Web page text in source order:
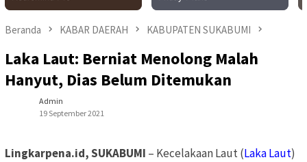
Beranda KABAR DAERAH KABUPATEN SUKABUMI
Laka Laut: Berniat Menolong Malah
Hanyut, Dias Belum Ditemukan
Admin
19 September 2021
Lingkarpena.id, SUKABUMI – Kecelakaan Laut (Laka Laut)